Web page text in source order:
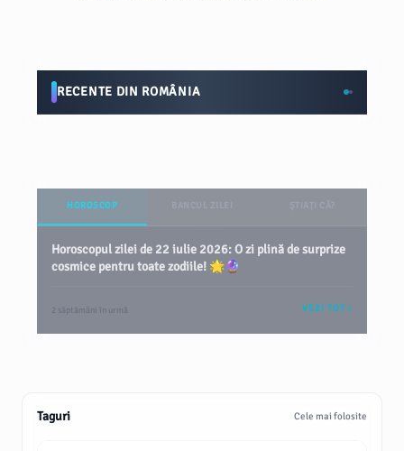
RECENTE DIN ROMÂNIA
HOROSCOP
Horoscopul zilei de 22 iulie 2026: O zi plină de surprize
cosmice pentru toate zodiile! 🌟🔮
2 săptămâni în urmă VEZI TOT
Taguri Cele mai folosite